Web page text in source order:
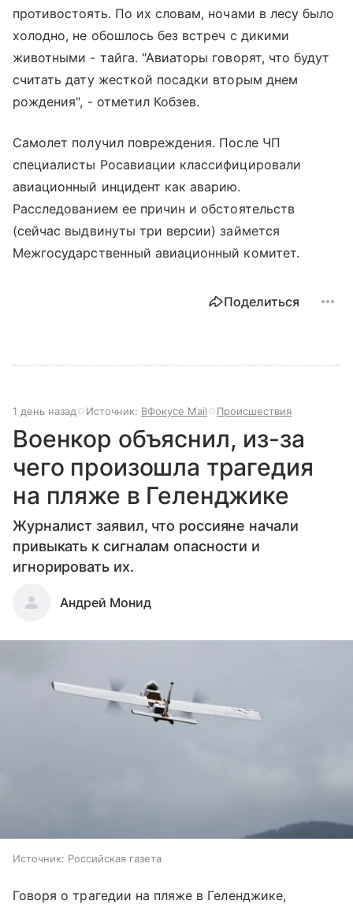
противостоять. По их словам, ночами в лесу было
холодно, не обошлось без встреч с дикими
животными - тайга. "Авиаторы говорят, что будут
считать дату жесткой посадки вторым днем
рождения", - отметил Кобзев.
Самолет получил повреждения. После ЧП
специалисты Росавиации классифицировали
авиационный инцидент как аварию.
Расследованием ее причин и обстоятельств
(сейчас выдвинуты три версии) займется
Межгосударственный авиационный комитет.
Поделиться
1 день назад Источник: ВФокусе Mail Происшествия
Военкор объяснил, из-за
чего произошла трагедия
на пляже в Геленджике
Журналист заявил, что россияне начали
привыкать к сигналам опасности и
игнорировать их.
Андрей Монид
Источник: Российская газета
Говоря о трагедии на пляже в Геленджике,